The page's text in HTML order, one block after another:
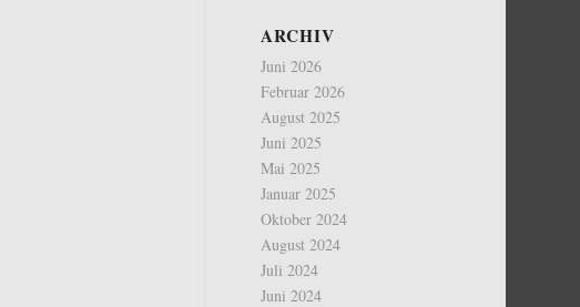
ARCHIV
Juni 2026
Februar 2026
August 2025
Juni 2025
Mai 2025
Januar 2025
Oktober 2024
August 2024
Juli 2024
Juni 2024